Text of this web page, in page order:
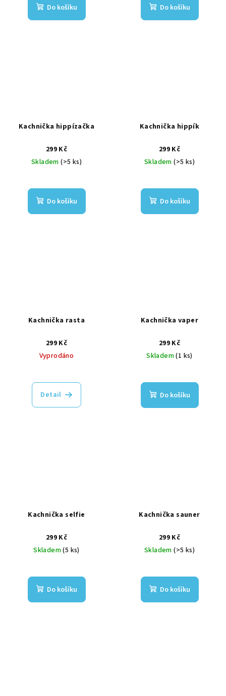
Do košíku Do košíku
Kachnička hippízačka
299 Kč
Skladem(>5 ks)
Do košíku
Kachnička hippík
299 Kč
Skladem(>5 ks)
Do košíku
Kachnička rasta
299 Kč
Vyprodáno
Detail
Kachnička vaper
299 Kč
Skladem(1 ks)
Do košíku
Kachnička selfie
299 Kč
Skladem(5 ks)
Do košíku
Kachnička sauner
299 Kč
Skladem(>5 ks)
Do košíku